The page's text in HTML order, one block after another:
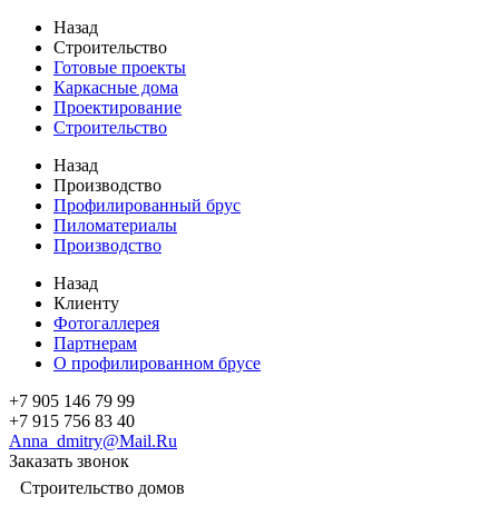
Назад
Строительство
Готовые проекты
Каркасные дома
Проектирование
Строительство
Назад
Производство
Профилированный брус
Пиломатериалы
Производство
Назад
Клиенту
Фотогаллерея
Партнерам
О профилированном брусе
+7 905 146 79 99
+7 915 756 83 40
Anna_dmitry@Mail.Ru
Заказать звонок
Строительство домов